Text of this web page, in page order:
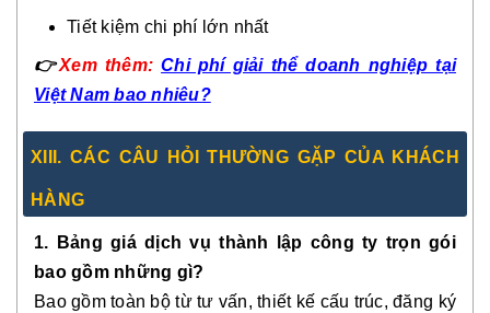
Tiết kiệm chi phí lớn nhất
👉Xem thêm:Chi phí giải thể doanh nghiệp tại
Việt Nam bao nhiêu?
XIII. CÁC CÂU HỎI THƯỜNG GẶP CỦA KHÁCH
HÀNG
1. Bảng giá dịch vụ thành lập công ty trọn gói
bao gồm những gì?
Bao gồm toàn bộ từ tư vấn, thiết kế cấu trúc, đăng ký